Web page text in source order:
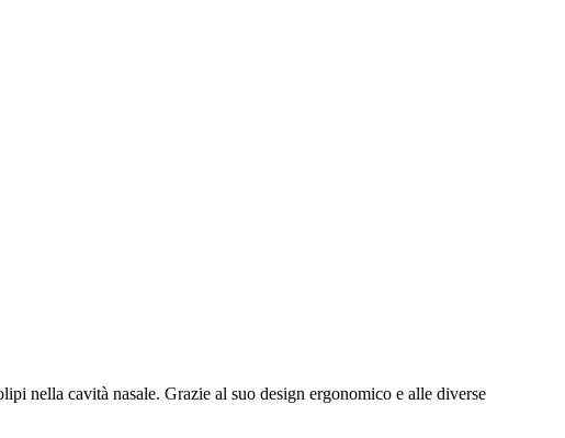
nella cavità nasale. Grazie al suo design ergonomico e alle diverse